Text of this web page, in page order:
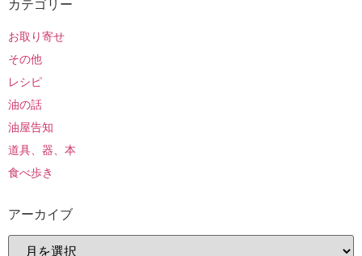
カテゴリー
お取り寄せ
その他
レシピ
油の話
油屋告知
道具、器、本
食べ歩き
アーカイブ